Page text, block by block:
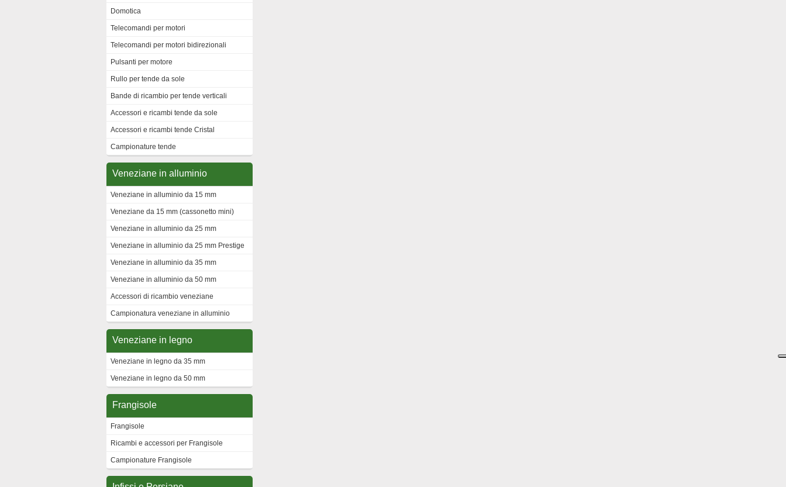
Domotica
Telecomandi per motori
Telecomandi per motori bidirezionali
Pulsanti per motore
Rullo per tende da sole
Bande di ricambio per tende verticali
Accessori e ricambi tende da sole
Accessori e ricambi tende Cristal
Campionature tende
Veneziane in alluminio
Veneziane in alluminio da 15 mm
Veneziane da 15 mm (cassonetto mini)
Veneziane in alluminio da 25 mm
Veneziane in alluminio da 25 mm Prestige
Veneziane in alluminio da 35 mm
Veneziane in alluminio da 50 mm
Accessori di ricambio veneziane
Campionatura veneziane in alluminio
Veneziane in legno
Veneziane in legno da 35 mm
Veneziane in legno da 50 mm
Frangisole
Frangisole
Ricambi e accessori per Frangisole
Campionature Frangisole